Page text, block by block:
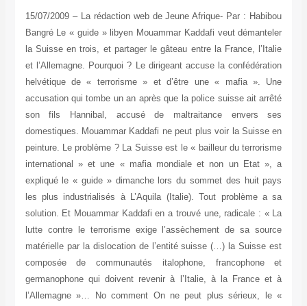
15/07/2009 – La rédaction web de Jeune Afrique- Par : Habibou
Bangré Le « guide » libyen Mouammar Kaddafi veut démanteler
la Suisse en trois, et partager le gâteau entre la France, l’Italie
et l’Allemagne. Pourquoi ? Le dirigeant accuse la confédération
helvétique de « terrorisme » et d’être une « mafia ». Une
accusation qui tombe un an après que la police suisse ait arrêté
son fils Hannibal, accusé de maltraitance envers ses
domestiques. Mouammar Kaddafi ne peut plus voir la Suisse en
peinture. Le problème ? La Suisse est le « bailleur du terrorisme
international » et une « mafia mondiale et non un Etat », a
expliqué le « guide » dimanche lors du sommet des huit pays
les plus industrialisés à L’Aquila (Italie). Tout problème a sa
solution. Et Mouammar Kaddafi en a trouvé une, radicale : « La
lutte contre le terrorisme exige l’assèchement de sa source
matérielle par la dislocation de l’entité suisse (…) la Suisse est
composée de communautés italophone, francophone et
germanophone qui doivent revenir à l’Italie, à la France et à
l’Allemagne »… No comment On ne peut plus sérieux, le «